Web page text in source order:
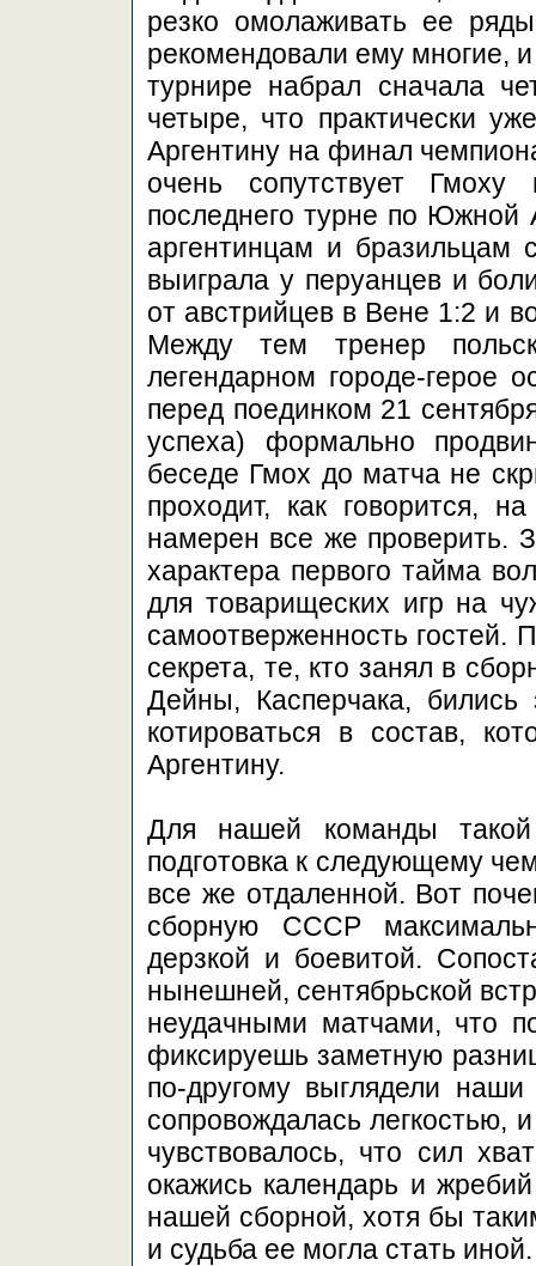
резко омолаживать ее
рекомендовали ему многие,
турнире набрал сначала
четыре, что практически
Аргентину на финал
очень сопутствует
последнего турне по Южной
аргентинцам и
выиграла у перуанцев и
от австрийцев в Вене 1:2 и
Между тем тренер
легендарном городе-герое
перед поединком 21
успеха) формально
беседе Гмох до матча не
проходит, как говорится,
намерен все же проверить.
характера первого тайма
для товарищеских игр на
самоотверженность гостей.
секрета, те, кто занял в
Дейны, Касперчака,
котироваться в состав,
Аргентину.
Для нашей команды
подготовка к следующему
все же отдаленной. Вот
сборную СССР
дерзкой и боевитой.
нынешней, сентябрьской
неудачными матчами, что
фиксируешь заметную
по-другому выглядели
сопровождалась легкостью,
чувствовалось, что сил
окажись календарь и
нашей сборной, хотя бы
и судьба ее могла стать иной.